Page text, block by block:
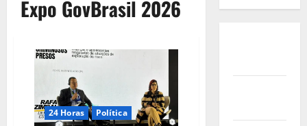
Expo GovBrasil 2026
24 Horas Política